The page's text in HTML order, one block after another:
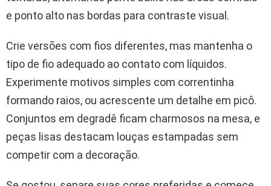
e ponto alto nas bordas para contraste visual.
Crie versões com fios diferentes, mas mantenha o
tipo de fio adequado ao contato com líquidos.
Experimente motivos simples com correntinha
formando raios, ou acrescente um detalhe em picô.
Conjuntos em degradê ficam charmosos na mesa, e
peças lisas destacam louças estampadas sem
competir com a decoração.